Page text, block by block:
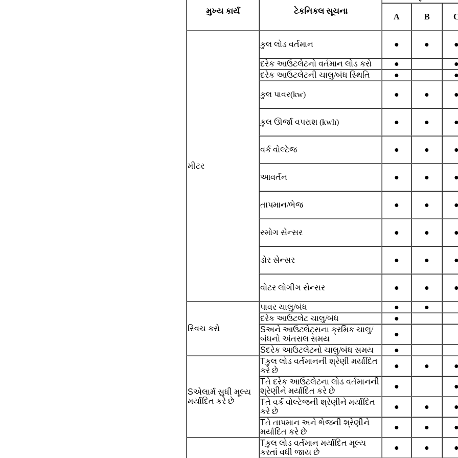
મુખ્ય કાર્ય ટેકનિકલ સૂચના
A B
મીટર
કુલ લોડ વર્તમાન ● ● ●
દરેક આઉટલેટનો વર્તમાન લોડ કરો ●
●
દરેક આઉટલેટની ચાલુ/બંધ સ્થિતિ
● ●
કુલ પાવર(kw) ● ● ●
કુલ ઊર્જા વપરાશ (kwh) ● ● ●
વર્ક વોલ્ટેજ ● ● ●
આવર્તન ● ● ●
તાપમાન/ભેજ ● ● ●
સ્મોગ સેન્સર ● ● ●
ડોર સેન્સર ● ● ●
વોટર લોગીંગ સેન્સર ● ● ●
સ્વિચ કરો
પાવર ચાલુ/બંધ ●
●
દરેક આઉટલેટ ચાલુ/બંધ
●
Sઅને આઉટલેટ્સના ક્રમિક ચાલુ/
બંધનો અંતરાલ સમય
●
Sદરેક આઉટલેટનો ચાલુ/બંધ સમય ●
Sએલાર્મ સુધી મૂલ્ય
મર્યાદિત કરે છે
Tકુલ લોડ વર્તમાનની શ્રેણી મર્યાદિત
કરે છે
● ● ●
Tતે દરેક આઉટલેટના લોડ વર્તમાનની
શ્રેણીને મર્યાદિત કરે છે
●
●
Tતે વર્ક વોલ્ટેજની શ્રેણીને મર્યાદિત
કરે છે
● ● ●
Tતે તાપમાન અને ભેજની શ્રેણીને
મર્યાદિત કરે છે
● ● ●
Tકુલ લોડ વર્તમાન મર્યાદિત મૂલ્ય
કરતાં વધી જાય છે
● ● ●